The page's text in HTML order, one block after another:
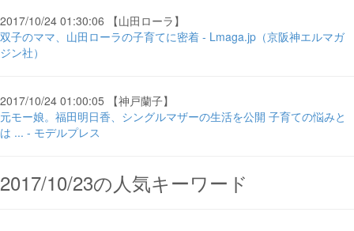
2017/10/24 01:30:06 【山田ローラ】
双子のママ、山田ローラの子育てに密着 - Lmaga.jp（京阪神エルマガ
ジン社）
2017/10/24 01:00:05 【神戸蘭子】
元モー娘。福田明日香、シングルマザーの生活を公開 子育ての悩みと
は ... - モデルプレス
2017/10/23の人気キーワード